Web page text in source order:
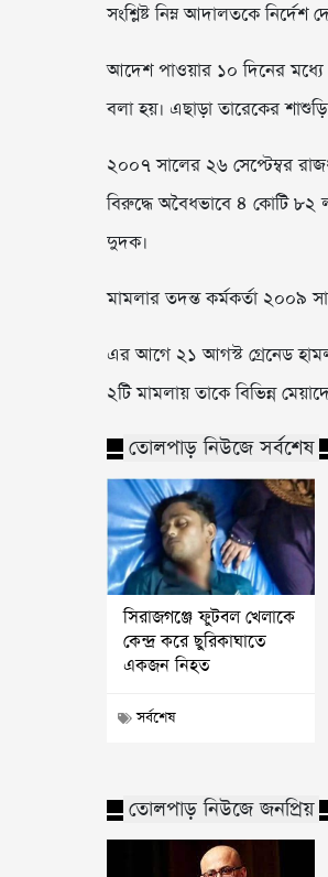
সংশ্লিষ্ট নিম্ন আদালতকে নির্দেশ
আদেশ পাওয়ার ১০ দিনের মধ্যে
বলা হয়। এছাড়া তারেকের
২০০৭ সালের ২৬ সেপ্টেম্বর
বিরুদ্ধে অবৈধভাবে ৪ কোটি
দুদক।
মামলার তদন্ত কর্মকর্তা ২০০৯
এর আগে ২১ আগস্ট গ্রেনেড
২টি মামলায় তাকে বিভিন্ন
তোলপাড় নিউজে সর্বশেষ
সিরাজগঞ্জে ফুটবল খেলাকে
কেন্দ্র করে ছুরিকাঘাতে
একজন নিহত
সর্বশেষ
তোলপাড় নিউজে জনপ্রিয়